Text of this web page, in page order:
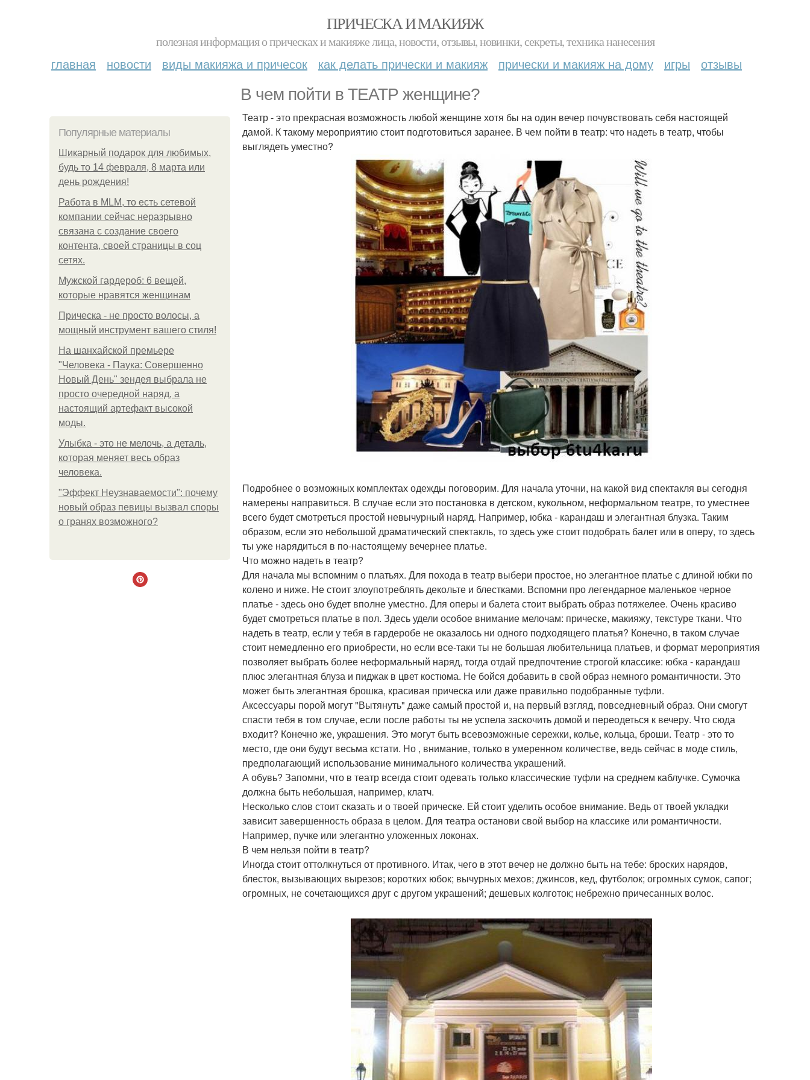
ПРИЧЕСКА И МАКИЯЖ
полезная информация о прическах и макияже лица, новости, отзывы, новинки, секреты, техника нанесения
главная новости виды макияжа и причесок как делать прически и макияж прически и макияж на дому игры отзывы
В чем пойти в ТЕАТР женщине?
Популярные материалы
Шикарный подарок для любимых,
будь то 14 февраля, 8 марта или
день рождения!
Работа в MLM, то есть сетевой
компании сейчас неразрывно
связана с создание своего
контента, своей страницы в соц
сетях.
Мужской гардероб: 6 вещей,
которые нравятся женщинам
Прическа - не просто волосы, а
мощный инструмент вашего стиля!
На шанхайской премьере
"Человека - Паука: Совершенно
Новый День" зендея выбрала не
просто очередной наряд, а
настоящий артефакт высокой
моды.
Улыбка - это не мелочь, а деталь,
которая меняет весь образ
человека.
"Эффект Неузнаваемости": почему
новый образ певицы вызвал споры
о гранях возможного?
Театр - это прекрасная возможность любой женщине хотя бы на один вечер почувствовать себя настоящей
дамой. К такому мероприятию стоит подготовиться заранее. В чем пойти в театр: что надеть в театр, чтобы
выглядеть уместно?
Подробнее о возможных комплектах одежды поговорим. Для начала уточни, на какой вид спектакля вы сегодня
намерены направиться. В случае если это постановка в детском, кукольном, неформальном театре, то уместнее
всего будет смотреться простой невычурный наряд. Например, юбка - карандаш и элегантная блузка. Таким
образом, если это небольшой драматический спектакль, то здесь уже стоит подобрать балет или в оперу, то здесь
ты уже нарядиться в по-настоящему вечернее платье.
Что можно надеть в театр?
Для начала мы вспомним о платьях. Для похода в театр выбери простое, но элегантное платье с длиной юбки по
колено и ниже. Не стоит злоупотреблять декольте и блестками. Вспомни про легендарное маленькое черное
платье - здесь оно будет вполне уместно. Для оперы и балета стоит выбрать образ потяжелее. Очень красиво
будет смотреться платье в пол. Здесь удели особое внимание мелочам: прическе, макияжу, текстуре ткани. Что
надеть в театр, если у тебя в гардеробе не оказалось ни одного подходящего платья? Конечно, в таком случае
стоит немедленно его приобрести, но если все-таки ты не большая любительница платьев, и формат мероприятия
позволяет выбрать более неформальный наряд, тогда отдай предпочтение строгой классике: юбка - карандаш
плюс элегантная блуза и пиджак в цвет костюма. Не бойся добавить в свой образ немного романтичности. Это
может быть элегантная брошка, красивая прическа или даже правильно подобранные туфли.
Аксессуары порой могут "Вытянуть" даже самый простой и, на первый взгляд, повседневный образ. Они смогут
спасти тебя в том случае, если после работы ты не успела заскочить домой и переодеться к вечеру. Что сюда
входит? Конечно же, украшения. Это могут быть всевозможные сережки, колье, кольца, броши. Театр - это то
место, где они будут весьма кстати. Но , внимание, только в умеренном количестве, ведь сейчас в моде стиль,
предполагающий использование минимального количества украшений.
А обувь? Запомни, что в театр всегда стоит одевать только классические туфли на среднем каблучке. Сумочка
должна быть небольшая, например, клатч.
Несколько слов стоит сказать и о твоей прическе. Ей стоит уделить особое внимание. Ведь от твоей укладки
зависит завершенность образа в целом. Для театра останови свой выбор на классике или романтичности.
Например, пучке или элегантно уложенных локонах.
В чем нельзя пойти в театр?
Иногда стоит оттолкнуться от противного. Итак, чего в этот вечер не должно быть на тебе: броских нарядов,
блесток, вызывающих вырезов; коротких юбок; вычурных мехов; джинсов, кед, футболок; огромных сумок, сапог;
огромных, не сочетающихся друг с другом украшений; дешевых колготок; небрежно причесанных волос.